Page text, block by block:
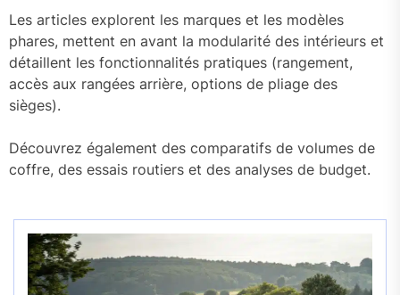
Les articles explorent les marques et les modèles
phares, mettent en avant la modularité des intérieurs et
détaillent les fonctionnalités pratiques (rangement,
accès aux rangées arrière, options de pliage des
sièges).
Découvrez également des comparatifs de volumes de
coffre, des essais routiers et des analyses de budget.